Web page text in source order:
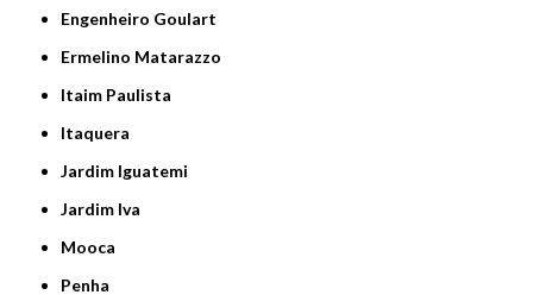
Engenheiro Goulart
Ermelino Matarazzo
Itaim Paulista
Itaquera
Jardim Iguatemi
Jardim Iva
Mooca
Penha